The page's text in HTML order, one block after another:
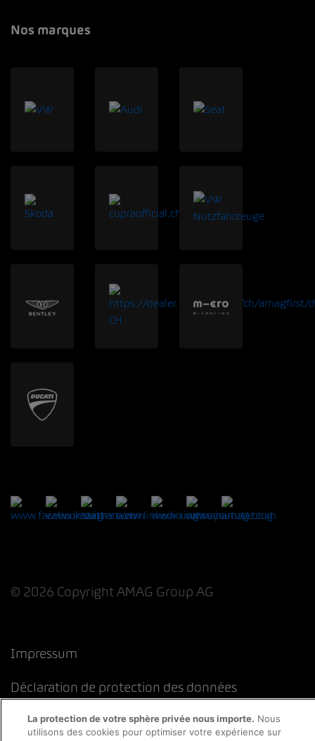
Nos marques
© 2026 Copyright AMAG Group AG
Impressum
Déclaration de protection des données
Directive cookies Mentions légales CFST
La protection de votre sphère privée nous importe. Nous
utilisons des cookies pour optimiser votre expérience sur